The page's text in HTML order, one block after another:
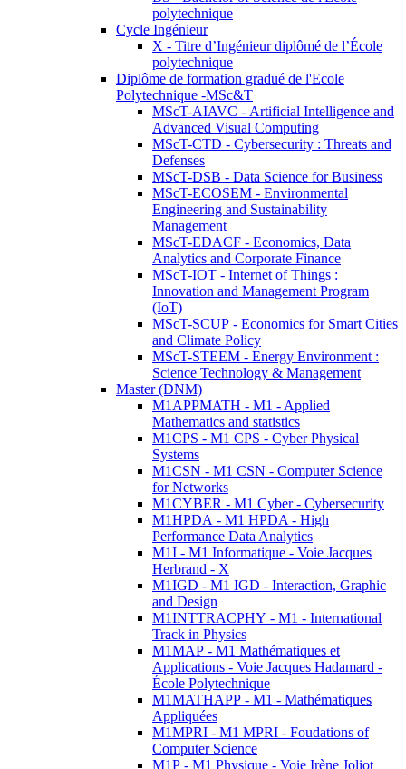
polytechnique
Cycle Ingénieur
X - Titre d’Ingénieur diplômé de l’École
polytechnique
Diplôme de formation gradué de l'Ecole
Polytechnique -MSc&T
MScT-AIAVC - Artificial Intelligence and
Advanced Visual Computing
MScT-CTD - Cybersecurity : Threats and
Defenses
MScT-DSB - Data Science for Business
MScT-ECOSEM - Environmental
Engineering and Sustainability
Management
MScT-EDACF - Economics, Data
Analytics and Corporate Finance
MScT-IOT - Internet of Things :
Innovation and Management Program
(IoT)
MScT-SCUP - Economics for Smart Cities
and Climate Policy
MScT-STEEM - Energy Environment :
Science Technology & Management
Master (DNM)
M1APPMATH - M1 - Applied
Mathematics and statistics
M1CPS - M1 CPS - Cyber Physical
Systems
M1CSN - M1 CSN - Computer Science
for Networks
M1CYBER - M1 Cyber - Cybersecurity
M1HPDA - M1 HPDA - High
Performance Data Analytics
M1I - M1 Informatique - Voie Jacques
Herbrand - X
M1IGD - M1 IGD - Interaction, Graphic
and Design
M1INTTRACPHY - M1 - International
Track in Physics
M1MAP - M1 Mathématiques et
Applications - Voie Jacques Hadamard -
École Polytechnique
M1MATHAPP - M1 - Mathématiques
Appliquées
M1MPRI - M1 MPRI - Foudations of
Computer Science
M1P - M1 Physique - Voie Irène Joliot